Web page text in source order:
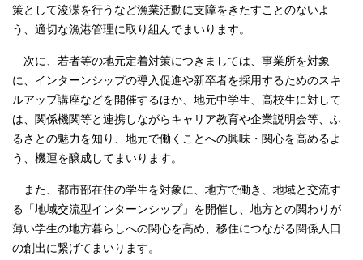
策として浚渫を行うなど漁業活動に支障をきたすことのないよ
う、適切な漁港管理に取り組んでまいります。
次に、若者等の地元定着対策につきましては、事業所を対象
に、インターンシップの導入促進や新卒者を採用するためのスキ
ルアップ講座などを開催するほか、地元中学生、高校生に対して
は、関係機関等と連携しながらキャリア教育や企業説明会等、ふ
るさとの魅力を知り、地元で働くことへの興味・関心を高めるよ
う、機運を醸成してまいります。
また、都市部在住の学生を対象に、地方で働き、地域と交流す
る「地域交流型インターンシップ」を開催し、地方との関わりが
薄い学生の地方暮らしへの関心を高め、移住につながる関係人口
の創出に繋げてまいります。